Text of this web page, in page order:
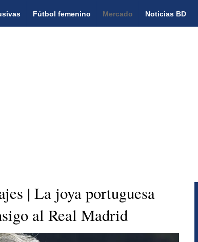
Fútbol femenino Mercado Noticias BD
| La joya portuguesa
al Real Madrid